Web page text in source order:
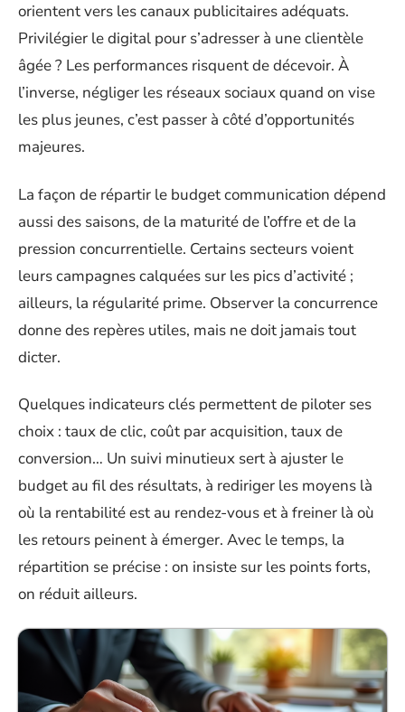
orientent vers les canaux publicitaires adéquats.
Privilégier le digital pour s’adresser à une clientèle
âgée ? Les performances risquent de décevoir. À
l’inverse, négliger les réseaux sociaux quand on vise
les plus jeunes, c’est passer à côté d’opportunités
majeures.
La façon de répartir le budget communication dépend
aussi des saisons, de la maturité de l’offre et de la
pression concurrentielle. Certains secteurs voient
leurs campagnes calquées sur les pics d’activité ;
ailleurs, la régularité prime. Observer la concurrence
donne des repères utiles, mais ne doit jamais tout
dicter.
Quelques indicateurs clés permettent de piloter ses
choix : taux de clic, coût par acquisition, taux de
conversion… Un suivi minutieux sert à ajuster le
budget au fil des résultats, à rediriger les moyens là
où la rentabilité est au rendez-vous et à freiner là où
les retours peinent à émerger. Avec le temps, la
répartition se précise : on insiste sur les points forts,
on réduit ailleurs.